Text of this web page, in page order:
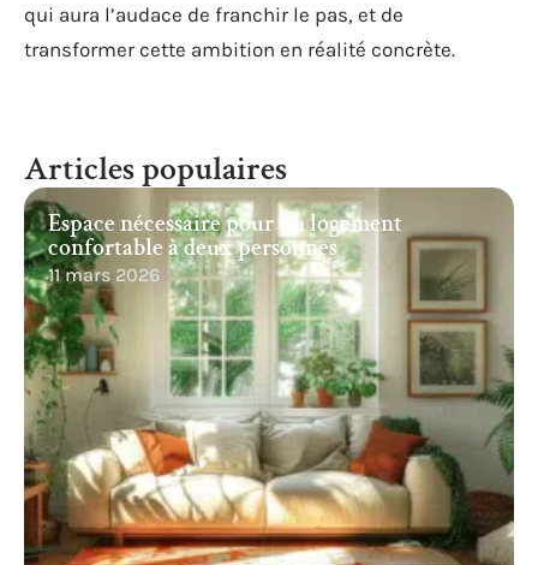
qui aura l’audace de franchir le pas, et de
transformer cette ambition en réalité concrète.
Articles populaires
Espace nécessaire pour un logement
confortable à deux personnes
11 mars 2026